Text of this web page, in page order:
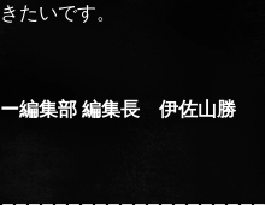
たいです。
編集部 編集長 伊佐山勝